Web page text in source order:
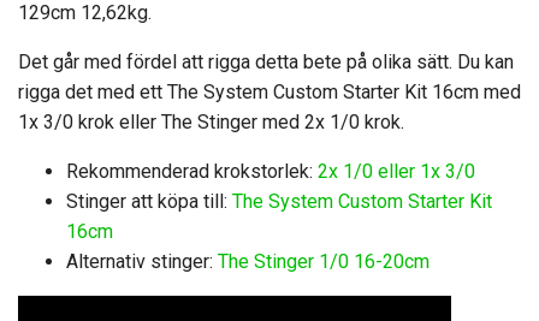
129cm 12,62kg.
Det går med fördel att rigga detta bete på olika sätt. Du kan
rigga det med ett The System Custom Starter Kit 16cm med
1x 3/0 krok eller The Stinger med 2x 1/0 krok.
Rekommenderad krokstorlek: 2x 1/0 eller 1x 3/0
Stinger att köpa till: The System Custom Starter Kit
16cm
Alternativ stinger: The Stinger 1/0 16-20cm